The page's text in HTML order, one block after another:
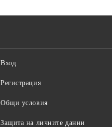
Вход
Регистрация
Общи условия
Защита на личните данни